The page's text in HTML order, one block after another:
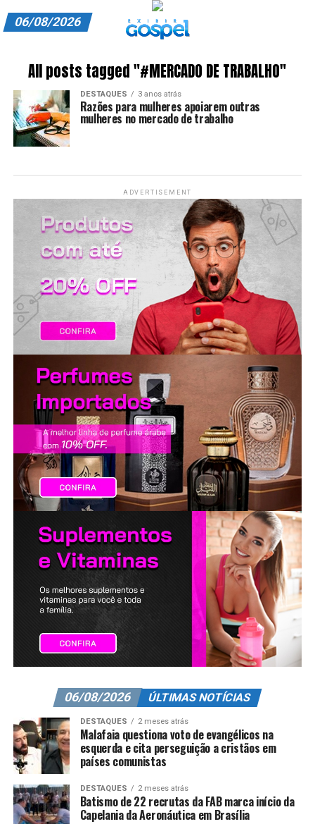
ASSINE
CARRINHO
EDITORIAL
EXPEDIENTE
FINALIZAR COMPRA
HOME
LANÇAMENTOS
06/08/2026
All posts tagged "#MERCADO DE TRABALHO"
DESTAQUES 3 anos atrás
Razões para mulheres apoiarem outras
mulheres no mercado de trabalho
ADVERTISEMENT
06/08/2026 ÚLTIMAS NOTÍCIAS
DESTAQUES 2 meses atrás
Malafaia questiona voto de evangélicos na
esquerda e cita perseguição a cristãos em
países comunistas
DESTAQUES 2 meses atrás
Batismo de 22 recrutas da FAB marca início da
Capelania da Aeronáutica em Brasília